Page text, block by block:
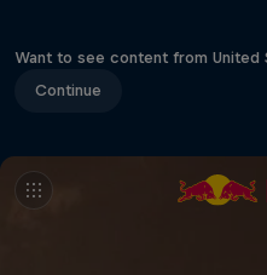
Want to see content from United
Continue